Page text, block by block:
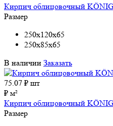
Кирпич облицовочный
Размер
250x120x65
250x85x65
В наличии Заказать
75.07 ₽ шт
₽ м²
Кирпич облицовочный
Размер